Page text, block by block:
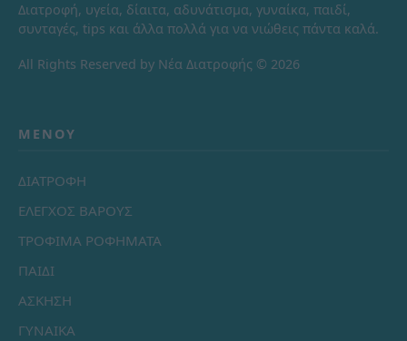
Διατροφή, υγεία, δίαιτα, αδυνάτισμα, γυναίκα, παιδί,
συνταγές, tips και άλλα πολλά για να νιώθεις πάντα καλά.
All Rights Reserved by Νέα Διατροφής © 2026
ΜΕΝΟΎ
ΔΙΑΤΡΟΦΗ
ΕΛΕΓΧΟΣ ΒΑΡΟΥΣ
ΤΡΟΦΙΜΑ ΡΟΦΗΜΑΤΑ
ΠΑΙΔΙ
ΑΣΚΗΣΗ
ΓΥΝΑΙΚΑ